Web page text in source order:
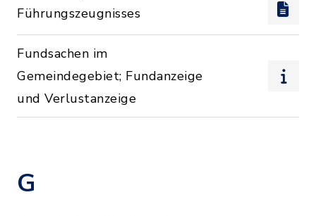
Führungszeugnisses
Fundsachen im
Gemeindegebiet; Fundanzeige
und Verlustanzeige
G